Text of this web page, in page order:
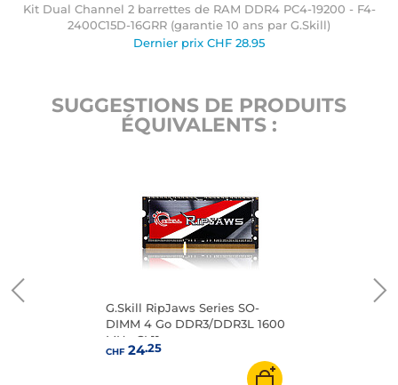
Kit Dual Channel 2 barrettes de RAM DDR4 PC4-19200 - F4-
2400C15D-16GRR (garantie 10 ans par G.Skill)
Dernier prix CHF 28.95
SUGGESTIONS DE PRODUITS
ÉQUIVALENTS :
G.Skill RipJaws Series SO-
DIMM 4 Go DDR3/DDR3L 1600
MHz CL11
CHF24.25